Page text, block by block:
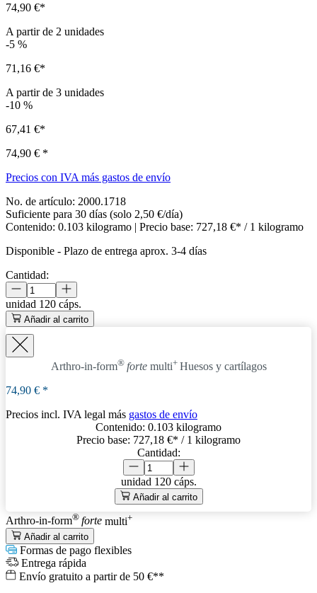
74,90 €*
A partir de 2 unidades
-5 %
71,16 €*
A partir de 3 unidades
-10 %
67,41 €*
74,90 € *
Precios con IVA más gastos de envío
No. de artículo: 2000.1718
Suficiente para 30 días (solo 2,50 €/día)
Contenido: 0.103 kilogramo | Precio base: 727,18 €* / 1 kilogramo
Disponible - Plazo de entrega aprox. 3-4 días
Cantidad:
unidad 120 cáps.
Añadir al carrito
Arthro-in-form® forte multi+ Huesos y cartílagos
74,90 € *
Precios incl. IVA legal más gastos de envío
Contenido: 0.103 kilogramo
Precio base: 727,18 €* / 1 kilogramo
Cantidad:
unidad 120 cáps.
Añadir al carrito
Arthro-in-form® forte multi+
Añadir al carrito
Formas de pago flexibles
Entrega rápida
Envío gratuito a partir de 50 €**